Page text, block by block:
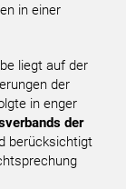
in einer
liegt auf der
der
in enger
der
berücksichtigt